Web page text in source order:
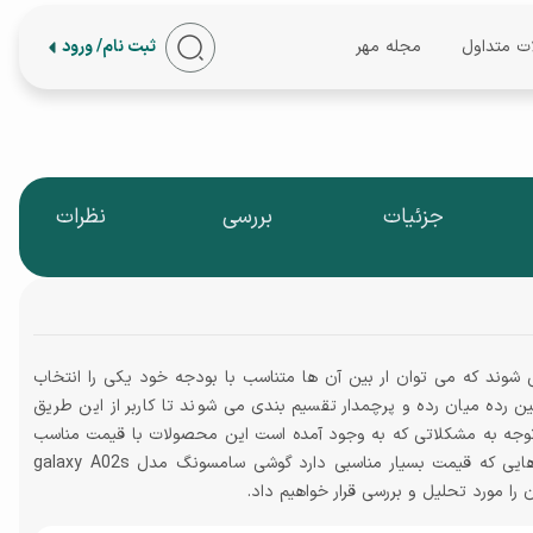
متداول مجله مهر ثبت نام/ ورود
جزئیات بررسی نظرات
که می توان ار بین آن ها متناسب با بودجه خود یکی را انتخاب
میان رده و پرچمدار تقسیم بندی می شوند تا کاربر از این طریق
توجه به مشکلاتی که به وجود آمده است این محصولات با قیمت مناسب
تری به بازار عرضه می شوند. به طور مثال یکی از گوشی هایی که قیمت بسیار مناسبی دارد گوشی سامسونگ مدل galaxy A02s